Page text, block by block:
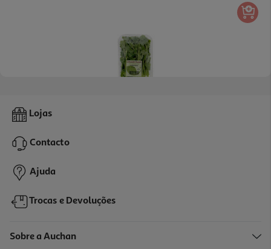
Coentros Frescos 100g
1,69 €
Lojas
Contacto
Ajuda
Trocas e Devoluções
Sobre a Auchan